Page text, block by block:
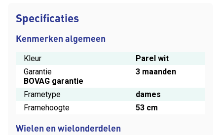
Specificaties
Kenmerken algemeen
Kleur
Parel wit
Garantie
3 maanden
BOVAG garantie
Frametype
dames
Framehoogte
53 cm
Wielen en wielonderdelen